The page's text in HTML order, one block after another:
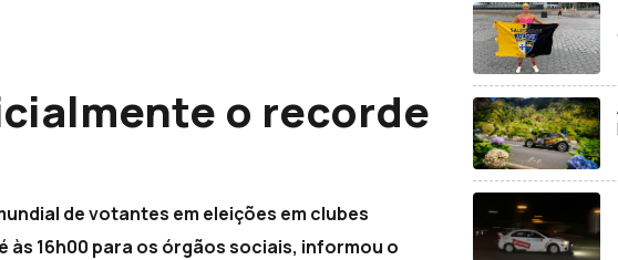
o recorde
de votantes em eleições em clubes
16h00 para os órgãos sociais, informou o